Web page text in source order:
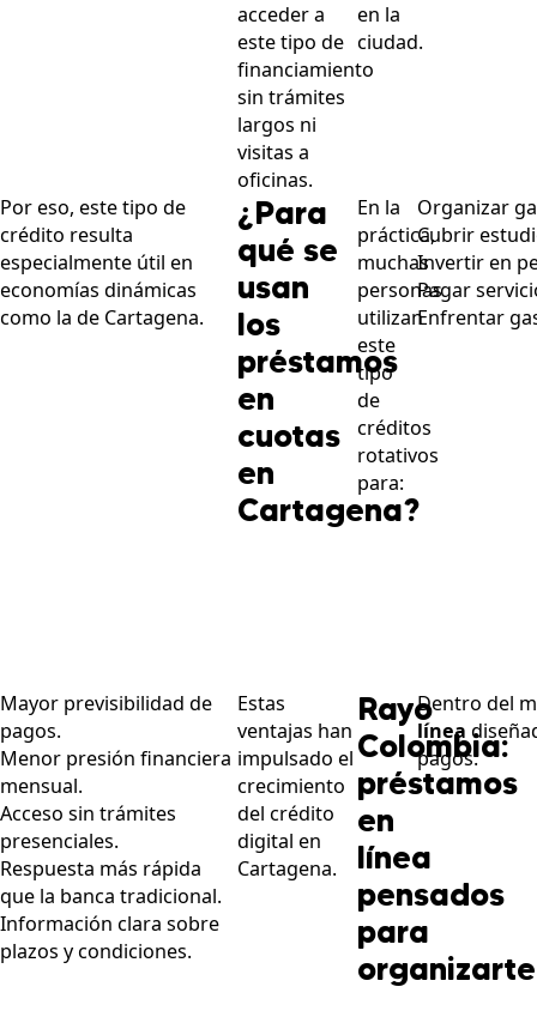
acceder a
este tipo de
financiamiento
sin trámites
largos ni
visitas a
oficinas.
en la
ciudad.
Por eso, este tipo de
crédito resulta
especialmente útil en
economías dinámicas
como la de Cartagena.
¿Para
qué se
usan
los
préstamos
en
cuotas
en
Cartagena?
En la
práctica,
muchas
personas
utilizan
este
tipo
de
créditos
rotativos
para:
Organizar
Cubrir
Invertir en
Pagar
Enfrentar
Mayor previsibilidad de
pagos.
Menor presión financiera
mensual.
Acceso sin trámites
presenciales.
Respuesta más rápida
que la banca tradicional.
Información clara sobre
plazos y condiciones.
Estas
ventajas han
impulsado el
crecimiento
del crédito
digital en
Cartagena.
Rayo
Colombia:
préstamos
en
línea
pensados
para
organizarte
Dentro del
línea
pagos.